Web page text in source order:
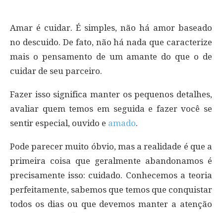
Amar é cuidar. É simples, não há amor baseado
no descuido. De fato, não há nada que caracterize
mais o pensamento de um amante do que o de
cuidar de seu parceiro.
Fazer isso significa manter os pequenos detalhes,
avaliar quem temos em seguida e fazer você se
sentir especial, ouvido e amado.
Pode parecer muito óbvio, mas a realidade é que a
primeira coisa que geralmente abandonamos é
precisamente isso: cuidado. Conhecemos a teoria
perfeitamente, sabemos que temos que conquistar
todos os dias ou que devemos manter a atenção